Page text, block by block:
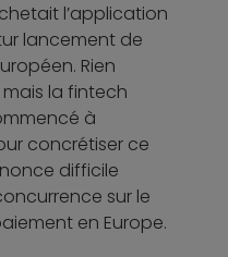
l’application
lancement de
Rien
la fintech
à
concrétiser ce
difficile
sur le
en Europe.